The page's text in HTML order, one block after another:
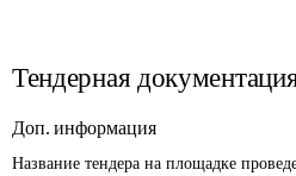
Тендерная
Доп. информация
Название тендера на площадке